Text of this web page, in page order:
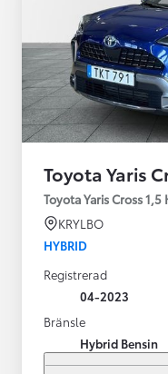
Toyota Yaris
Toyota Yaris Cross
KRYLBO
HYBRID
Registrerad
04-2023
Bränsle
Hybrid Bensin